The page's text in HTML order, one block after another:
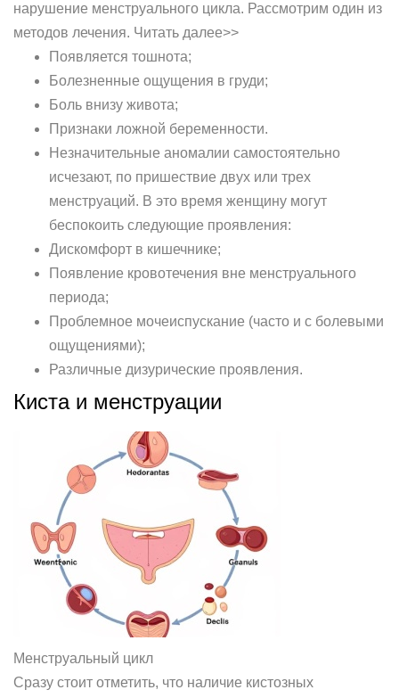
нарушение менструального цикла. Рассмотрим один из
методов лечения. Читать далее>>
Появляется тошнота;
Болезненные ощущения в груди;
Боль внизу живота;
Признаки ложной беременности.
Незначительные аномалии самостоятельно
исчезают, по пришествие двух или трех
менструаций. В это время женщину могут
беспокоить следующие проявления:
Дискомфорт в кишечнике;
Появление кровотечения вне менструального
периода;
Проблемное мочеиспускание (часто и с болевыми
ощущениями);
Различные дизурические проявления.
Киста и менструации
Менструальный цикл
Сразу стоит отметить, что наличие кистозных